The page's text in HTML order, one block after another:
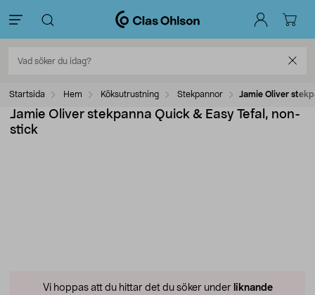
Startsida Hem Köksutrustning Stekpannor Jamie Oliver
Jamie Oliver stekpanna Quick & Easy Tefal, non-
stick
Vi hoppas att du hittar det du söker under liknande